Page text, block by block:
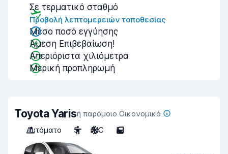
Σε τερματικό σταθμό
Προβολή λεπτομερειών τοποθεσίας
Μέσο ποσό εγγύησης
Άμεση Επιβεβαίωση!
Απεριόριστα χιλιόμετρα
Μερική προπληρωμή
Toyota Yarisή παρόμοιο Οικονομικό
Αυτόματο
5 A/C 5